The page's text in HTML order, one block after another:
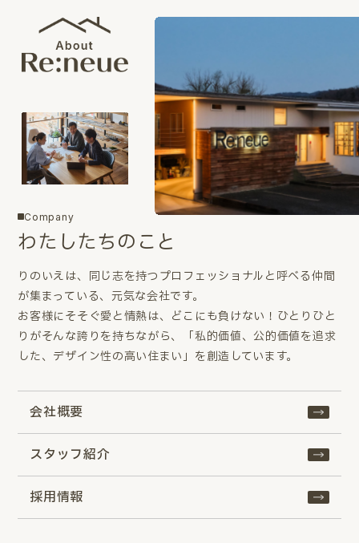
Company
わたしたちのこと
りのいえは、同じ志を持つプロフェッショナルと呼べる仲間
が集まっている、元気な会社です。
お客様にそそぐ愛と情熱は、どこにも負けない！ひとりひと
りがそんな誇りを持ちながら、「私的価値、公的価値を追求
した、デザイン性の高い住まい」を創造しています。
会社概要
スタッフ紹介
採用情報